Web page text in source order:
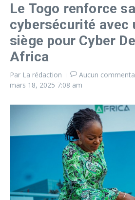
Le Togo renforce sa
cybersécurité avec
siège pour Cyber
Africa
Par La rédaction
Aucun
mars 18, 2025 7:08 am